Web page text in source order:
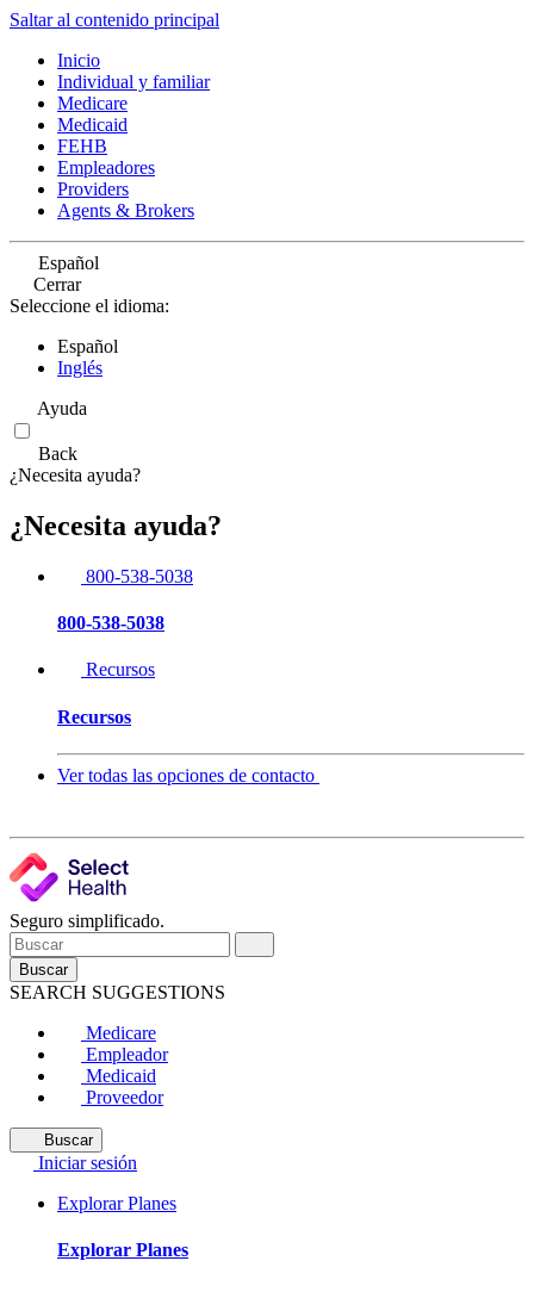
Saltar al contenido principal
Inicio
Individual y familiar
Medicare
Medicaid
FEHB
Empleadores
Providers
Agents & Brokers
Español
Cerrar
Seleccione el idioma:
Español
Inglés
Ayuda
Back
¿Necesita ayuda?
¿Necesita ayuda?
800-538-5038
800-538-5038
Recursos
Recursos
Ver todas las opciones de contacto
Seguro simplificado.
Buscar
SEARCH SUGGESTIONS
Medicare
Empleador
Medicaid
Proveedor
Buscar
Iniciar sesión
Explorar Planes
Explorar Planes